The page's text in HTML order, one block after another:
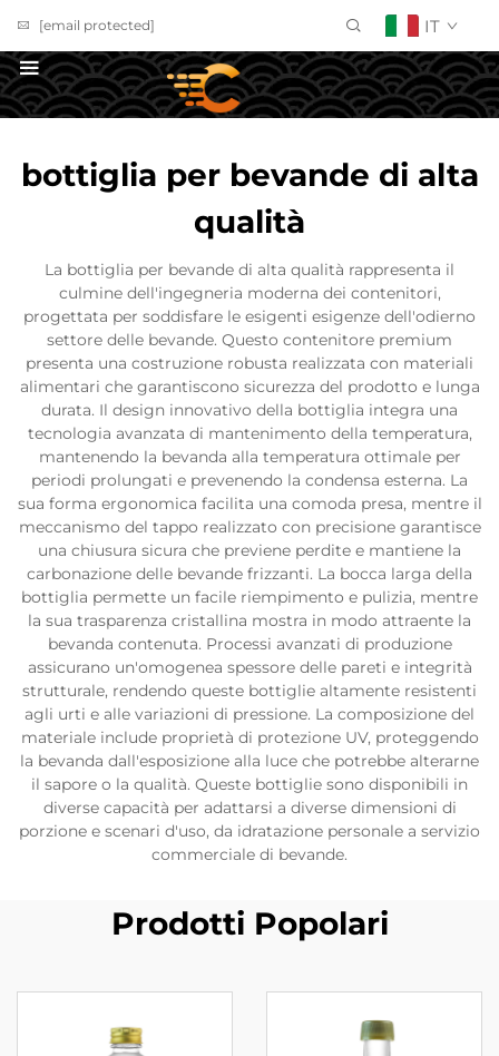
[email protected] IT
bottiglia per bevande di alta
qualità
La bottiglia per bevande di alta qualità rappresenta il
culmine dell'ingegneria moderna dei contenitori,
progettata per soddisfare le esigenti esigenze dell'odierno
settore delle bevande. Questo contenitore premium
presenta una costruzione robusta realizzata con materiali
alimentari che garantiscono sicurezza del prodotto e lunga
durata. Il design innovativo della bottiglia integra una
tecnologia avanzata di mantenimento della temperatura,
mantenendo la bevanda alla temperatura ottimale per
periodi prolungati e prevenendo la condensa esterna. La
sua forma ergonomica facilita una comoda presa, mentre il
meccanismo del tappo realizzato con precisione garantisce
una chiusura sicura che previene perdite e mantiene la
carbonazione delle bevande frizzanti. La bocca larga della
bottiglia permette un facile riempimento e pulizia, mentre
la sua trasparenza cristallina mostra in modo attraente la
bevanda contenuta. Processi avanzati di produzione
assicurano un'omogenea spessore delle pareti e integrità
strutturale, rendendo queste bottiglie altamente resistenti
agli urti e alle variazioni di pressione. La composizione del
materiale include proprietà di protezione UV, proteggendo
la bevanda dall'esposizione alla luce che potrebbe alterarne
il sapore o la qualità. Queste bottiglie sono disponibili in
diverse capacità per adattarsi a diverse dimensioni di
porzione e scenari d'uso, da idratazione personale a servizio
commerciale di bevande.
Prodotti Popolari